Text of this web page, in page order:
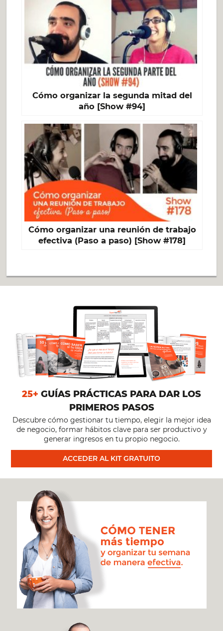
Cómo organizar la segunda mitad del
año [Show #94]
Cómo organizar una reunión de trabajo
efectiva (Paso a paso) [Show #178]
25+ GUÍAS PRÁCTICAS PARA DAR LOS
PRIMEROS PASOS
Descubre cómo gestionar tu tiempo, elegir la mejor idea
de negocio, formar hábitos clave para ser productivo y
generar ingresos en tu propio negocio.
ACCEDER AL KIT GRATUITO